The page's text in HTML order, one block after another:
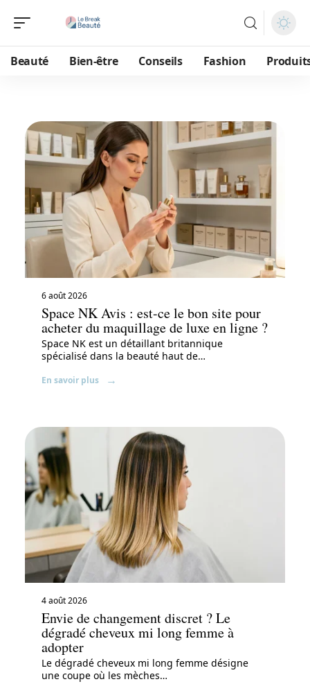
Beauté Bien-être Conseils Fashion
6 août 2026
Space NK Avis : est-ce le bon site pour
acheter du maquillage de luxe en ligne ?
Space NK est un détaillant britannique
spécialisé dans la beauté haut de…
En savoir plus
4 août 2026
Envie de changement discret ? Le
dégradé cheveux mi long femme à
adopter
Le dégradé cheveux mi long femme désigne
une coupe où les mèches…